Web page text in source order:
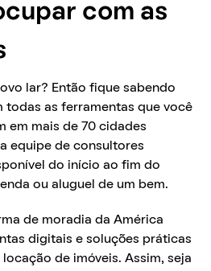
com as
lar? Então fique sabendo
todas as ferramentas que você
em mais de 70 cidades
equipe de consultores
do início ao fim do
ou aluguel de um bem.
de moradia da América
digitais e soluções práticas
de imóveis. Assim, seja